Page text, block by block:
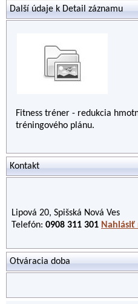
Další údaje k Detail záznamu
Fitness tréner - redukcia
tréningového plánu.
Kontakt
Lipová 20, Spišská Nová Ves
Telefón: 0908 311 301 Nahlásiť
Otváracia doba